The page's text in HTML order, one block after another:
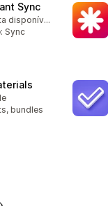
Sync
Avaliação gratuita disponível
Sync
bundles